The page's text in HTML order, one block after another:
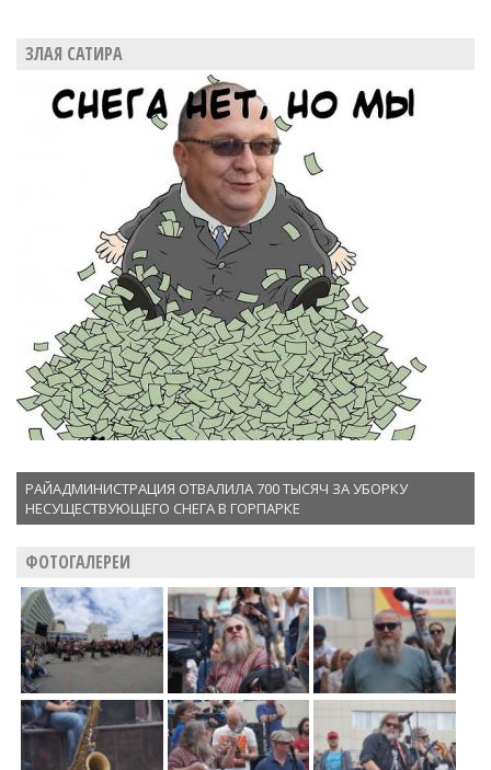
ЗЛАЯ САТИРА
РАЙАДМИНИСТРАЦИЯ ОТВАЛИЛА 700 ТЫСЯЧ ЗА УБОРКУ
НЕСУЩЕСТВУЮЩЕГО СНЕГА В ГОРПАРКЕ
ФОТОГАЛЕРЕИ